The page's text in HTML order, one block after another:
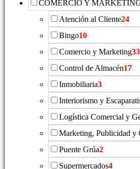
COMERCIO Y
Atención al Cliente24
Bingo10
Comercio y Marketing
Control de Almacén17
Inmobiliaria3
Interiorismo y
Logística Comercial y
Marketing, Publicidad y
Puente Grúa2
Supermercados4